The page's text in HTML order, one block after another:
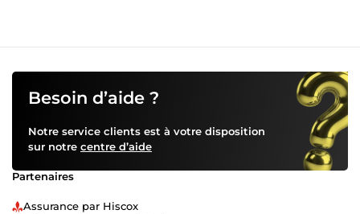
Besoin d’aide ?
Notre service clients est à votre disposition
sur notre centre d’aide
Partenaires
Assurance par Hiscox